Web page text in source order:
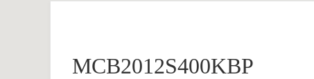
MCB2012S400KBP